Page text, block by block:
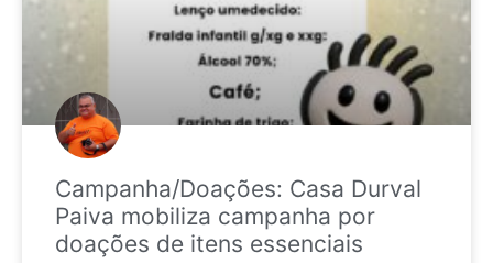
Campanha/Doações: Casa Durval
Paiva mobiliza campanha por
doações de itens essenciais